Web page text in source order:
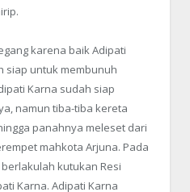
karena baik Adipati
siap untuk membunuh
Karna sudah siap
namun tiba-tiba kereta
panahnya meleset dari
mahkota Arjuna. Pada
kutukan Resi
Karna. Adipati Karna